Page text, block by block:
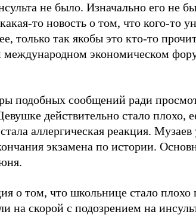
не было. Изначально его не
то новость о том, что кого-то
только так якобы это кто-то
экономическом
подобных сообщений ради
действительно стало плохо,
аллергическая реакция. Музаев
экзамена по истории.
о том, что школьнице стало плохо
на скорой с подозрением на